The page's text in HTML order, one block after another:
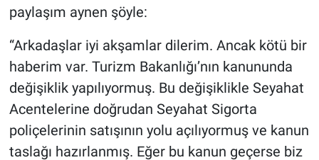
paylaşım aynen şöyle:
“Arkadaşlar iyi akşamlar dilerim. Ancak kötü bir
haberim var. Turizm Bakanlığı’nın kanununda
değişiklik yapılıyormuş. Bu değişiklikle Seyahat
Acentelerine doğrudan Seyahat Sigorta
poliçelerinin satışının yolu açılıyormuş ve kanun
taslağı hazırlanmış. Eğer bu kanun geçerse biz